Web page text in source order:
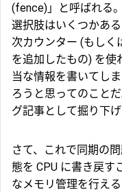
(fence)」と呼ばれる
選択肢はいくつかあ
次カウンター (もしく
を追加したもの) を使
当な情報を書いてし
ろうと思ってのこと
グ記事として掘り下
さて、これで同期の
態を CPU に書き戻す
なメモリ管理を行え